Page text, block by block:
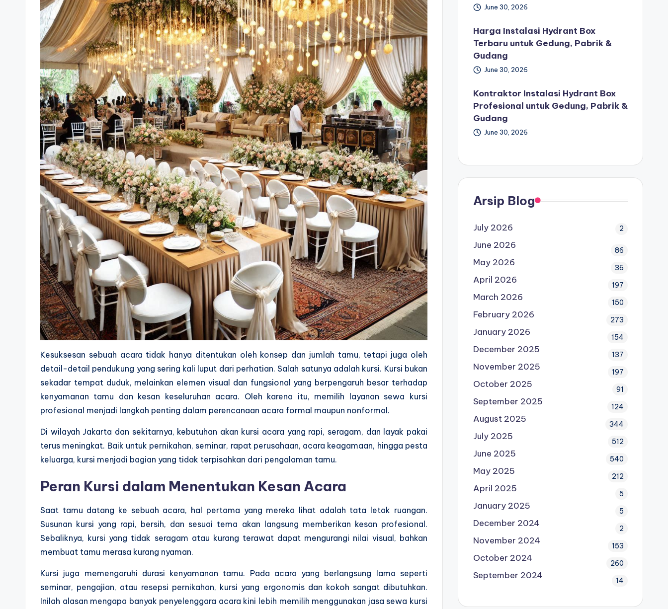
Kesuksesan sebuah acara tidak hanya ditentukan oleh konsep dan jumlah tamu, tetapi juga oleh
detail-detail pendukung yang sering kali luput dari perhatian. Salah satunya adalah kursi. Kursi bukan
sekadar tempat duduk, melainkan elemen visual dan fungsional yang berpengaruh besar terhadap
kenyamanan tamu dan kesan keseluruhan acara. Oleh karena itu, memilih layanan sewa kursi
profesional menjadi langkah penting dalam perencanaan acara formal maupun nonformal.
Di wilayah Jakarta dan sekitarnya, kebutuhan akan kursi acara yang rapi, seragam, dan layak pakai
terus meningkat. Baik untuk pernikahan, seminar, rapat perusahaan, acara keagamaan, hingga pesta
keluarga, kursi menjadi bagian yang tidak terpisahkan dari pengalaman tamu.
Peran Kursi dalam Menentukan Kesan Acara
Saat tamu datang ke sebuah acara, hal pertama yang mereka lihat adalah tata letak ruangan.
Susunan kursi yang rapi, bersih, dan sesuai tema akan langsung memberikan kesan profesional.
Sebaliknya, kursi yang tidak seragam atau kurang terawat dapat mengurangi nilai visual, bahkan
membuat tamu merasa kurang nyaman.
Kursi juga memengaruhi durasi kenyamanan tamu. Pada acara yang berlangsung lama seperti
seminar, pengajian, atau resepsi pernikahan, kursi yang ergonomis dan kokoh sangat dibutuhkan.
Inilah alasan mengapa banyak penyelenggara acara kini lebih memilih menggunakan jasa sewa kursi
June 30, 2026
Harga Instalasi Hydrant Box
Terbaru untuk Gedung, Pabrik &
Gudang
June 30, 2026
Kontraktor Instalasi Hydrant Box
Profesional untuk Gedung, Pabrik &
Gudang
June 30, 2026
Arsip Blog
July 2026 2
June 2026 86
May 2026 36
April 2026 197
March 2026 150
February 2026 273
January 2026 154
December 2025 137
November 2025 197
October 2025 91
September 2025 124
August 2025 344
July 2025 512
June 2025 540
May 2025 212
April 2025 5
January 2025 5
December 2024 2
November 2024 153
October 2024 260
September 2024 14